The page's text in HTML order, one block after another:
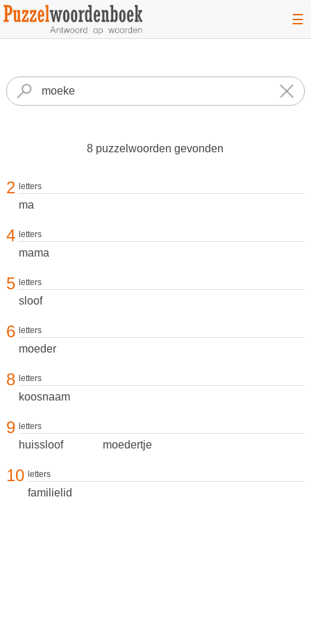
☰
8 puzzelwoorden gevonden
2 letters
ma
4 letters
mama
5 letters
sloof
6 letters
moeder
8 letters
koosnaam
9 letters
huissloof moedertje
10 letters
familielid